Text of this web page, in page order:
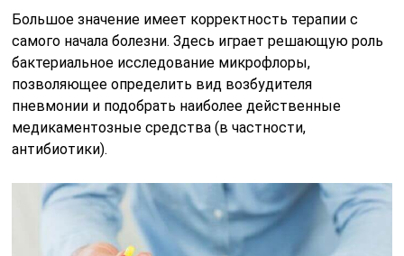
Большое значение имеет корректность терапии с
самого начала болезни. Здесь играет решающую роль
бактериальное исследование микрофлоры,
позволяющее определить вид возбудителя
пневмонии и подобрать наиболее действенные
медикаментозные средства (в частности,
антибиотики).